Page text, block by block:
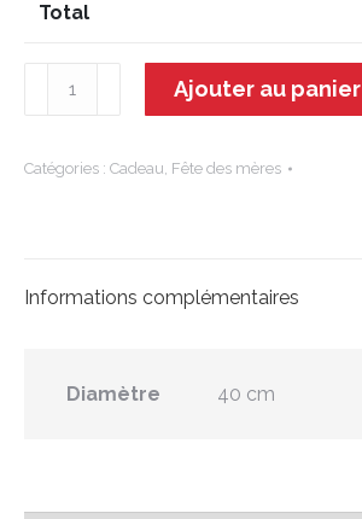
Total
-
Ajouter au panier
Catégories : Cadeau, Fête des mères
Informations complémentaires
Diamètre 40 cm